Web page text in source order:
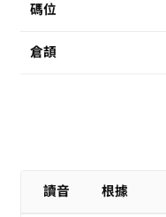
碼位
倉頡
讀音 根據